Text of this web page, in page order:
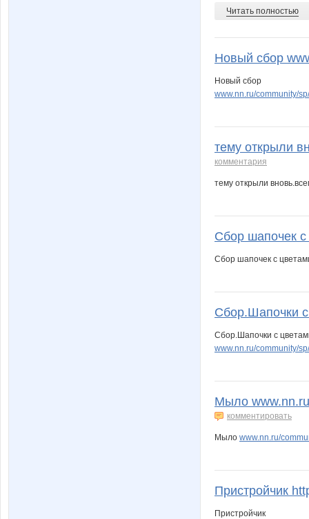
Читать полностью
Новый сбор
Новый сбор
www.nn.ru/community/
тему открыли
комментария
тему открыли
Сбор шапочек с
Сбор шапочек с
Сбор.Шапочки
Сбор.Шапочки с
www.nn.ru/community/
Мыло
комментировать
Мыло www.nn.ru/
Пристройчик
Пристройчик